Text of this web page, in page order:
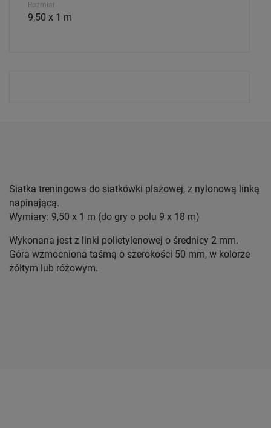
Rozmiar
9,50 x 1 m
Siatka treningowa do siatkówki plażowej, z nylonową linką
napinającą.
Wymiary: 9,50 x 1 m (do gry o polu 9 x 18 m)
Wykonana jest z linki polietylenowej o średnicy 2 mm.
Góra wzmocniona taśmą o szerokości 50 mm, w kolorze
żółtym lub różowym.